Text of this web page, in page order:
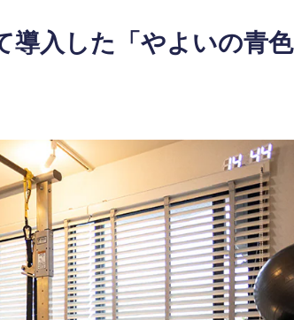
導入した「やよいの青色